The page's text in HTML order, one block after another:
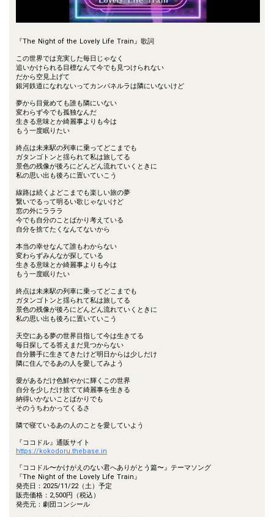
『The Night of the Lovely Life Train』歌詞
この世界では充実した毎日じゃなく
追いかけられる目標なんて今でも見つけられない
だから空見上げて
銀河鉄道になれないってカンパネルラは隣にいないけど
夢から目覚めても誰も隣にいない
変わらず今でも孤独なんだ
生きる意味とか綺麗事よりも今は
もう一度眠りたい
終点は未来駅の列車に乗ってどこまでも
ガタンゴトンと揺られて私は旅してる
景色の残像が後ろにどんどん流れていくときに
私の思い出も後ろに置いていこう
線路は続くよどこまでも楽しい旅の夢
繋いでるって明るい歌じゃないけど
窓の外にラララ
今でも自分のことばかり考えている
自分を捨てたくなんてないから
本当の幸せなんて誰もわからない
変わらずみんなが探している
生きる意味とか綺麗事よりも今は
もう一度眠りたい
終点は未来駅の列車に乗ってどこまでも
ガタンゴトンと揺られて私は旅してる
景色の残像が後ろにどんどん流れていくときに
私の思い出も後ろに置いていこう
天空にある夢の世界目指して今は生きてる
毎日探してる答えまだ見つからない
自分勝手に生きてきたけど明日からは少しだけ
隣に住んでるあの人を愛してみよう
愛があるだけ色鮮やかに輝くこの世界
自分を少しだけ捨てて綺麗事を生きる
納得いかないことばかりでも
そのうちわかってくるさ
隣で寝ているあの人のことを愛していよう
『ココドル』通販サイト
https://kokodoru.thebase.in
『ココドル〜かけがえのない君へありがとう篇〜』テーマソング
『The Night of the Lovely Life Train』
発売日：2025/11/22（土）予定
販売価格：2,500円（税込）
発売元：劇団コンシール